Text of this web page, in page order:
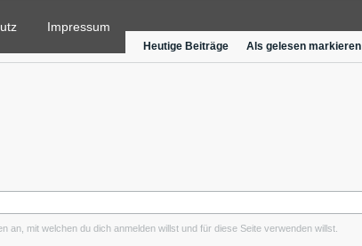
Impressum
Heutige Beiträge Als gelesen markieren
an, mit welchen du dich anmelden willst und für diese Seite verwenden willst.